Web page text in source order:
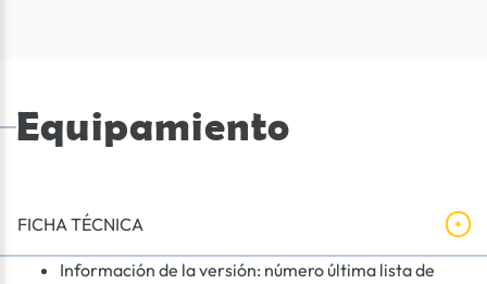
Equipamiento
FICHA TÉCNICA
Información de la versión: número última lista de